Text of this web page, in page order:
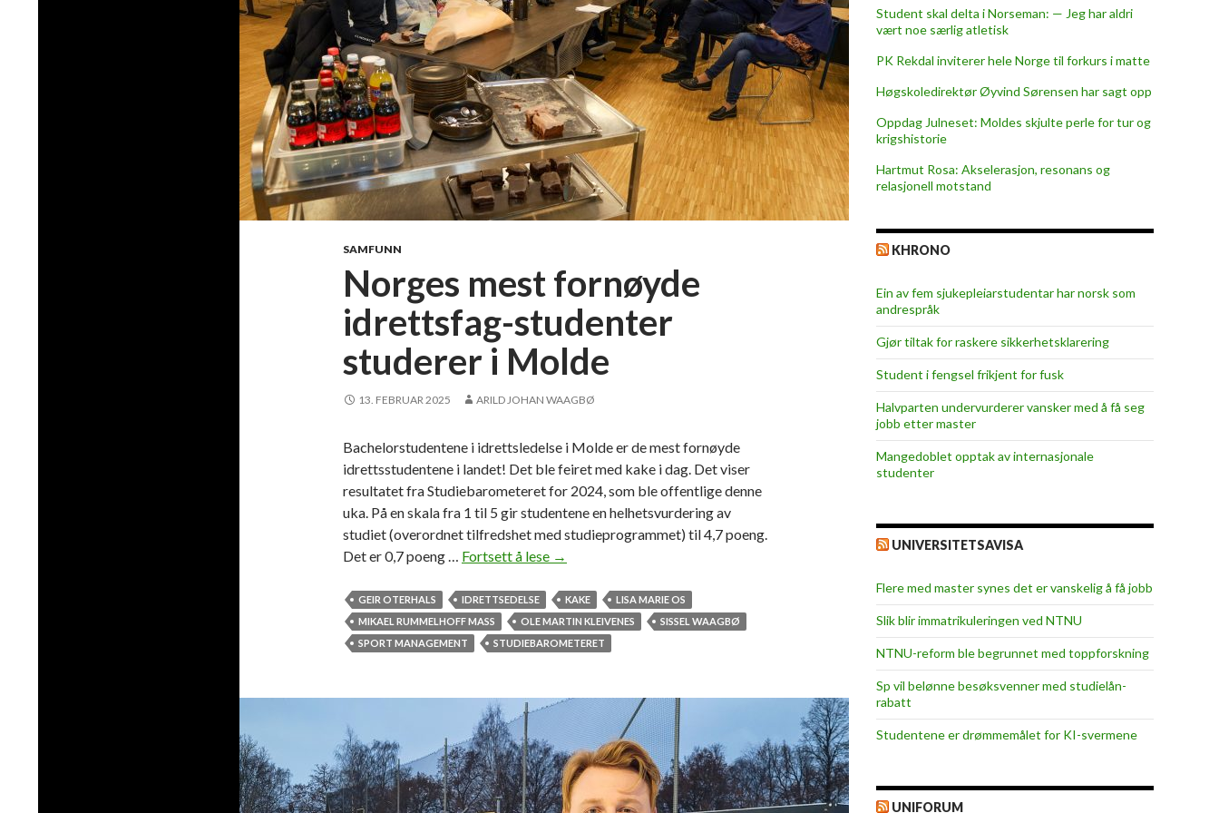
SAMFUNN
Norges mest fornøyde
idrettsfag-studenter
studerer i Molde
13. FEBRUAR 2025 ARILD JOHAN WAAGBØ
Bachelorstudentene i idrettsledelse i Molde er de mest fornøyde
idrettsstudentene i landet! Det ble feiret med kake i dag. Det viser
resultatet fra Studiebarometeret for 2024, som ble offentlige denne
uka. På en skala fra 1 til 5 gir studentene en helhetsvurdering av
studiet (overordnet tilfredshet med studieprogrammet) til 4,7 poeng.
Det er 0,7 poeng … Fortsett å lese N
r
g
e
e
t
f
o
→
GEIR OTERHALS IDRETTSEDELSE KAKE
LISA MARIE OS
MIKAEL RUMMELHOFF MASS
OLE MARTIN KLEIVENES
SISSEL WAAGBØ
SPORT MANAGEMENT
STUDIEBAROMETERET
Student skal delta i Norseman: — Jeg har aldri
vært noe særlig atletisk
PK Rekdal inviterer hele Norge til forkurs i matte
Høgskoledirektør Øyvind Sørensen har sagt opp
Oppdag Julneset: Moldes skjulte perle for tur og
krigshistorie
Hartmut Rosa: Akselerasjon, resonans og
relasjonell motstand
KHRONO
Ein av fem sjukepleiar­studentar har norsk som
andrespråk
Gjør tiltak for raskere sikkerhets­klarering
Student i fengsel frikjent for fusk
Halvparten undervurderer vansker med å få seg
jobb etter master
Mangedoblet opptak av internasjonale
studenter
UNIVERSITETSAVISA
Flere med master synes det er vanskelig å få jobb
Slik blir immatrikuleringen ved NTNU
NTNU-reform ble begrunnet med toppforskning
Sp vil belønne besøksvenner med studielån-
rabatt
Studentene er drømmemålet for KI-svermene
UNIFORUM